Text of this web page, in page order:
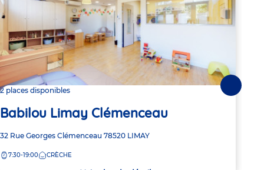
2 places disponibles
Babilou Limay Clémenceau
Adresse
la
32 Rue Georges Clémenceau 78520 LIMAY
7:30-19:00 CRÈCHE